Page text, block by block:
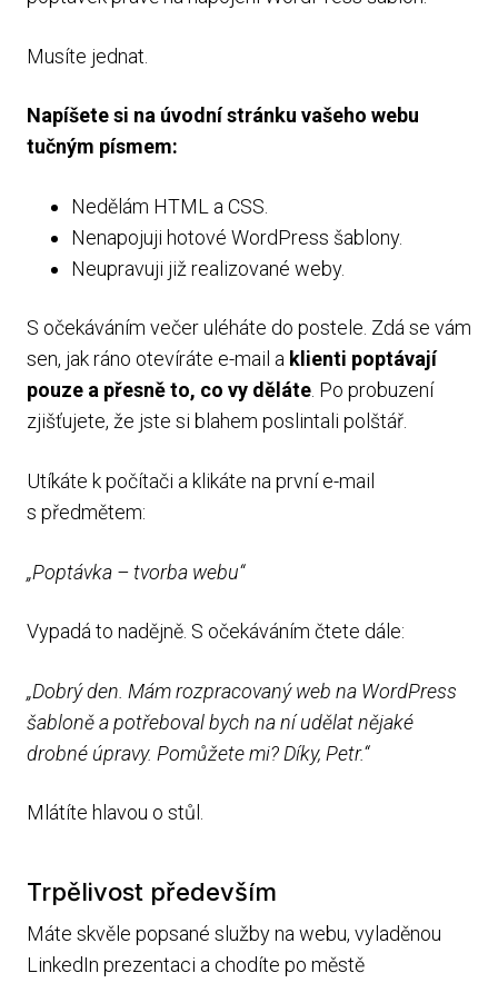
Musíte jednat.
Napíšete si na úvodní stránku vašeho webu
tučným písmem:
Nedělám HTML a CSS.
Nenapojuji hotové WordPress šablony.
Neupravuji již realizované weby.
S očekáváním večer uléháte do postele. Zdá se vám
sen, jak ráno otevíráte e-mail a klienti poptávají
pouze a přesně to, co vy děláte. Po probuzení
zjišťujete, že jste si blahem poslintali polštář.
Utíkáte k počítači a klikáte na první e-mail
s předmětem:
„Poptávka – tvorba webu“
Vypadá to nadějně. S očekáváním čtete dále:
„Dobrý den. Mám rozpracovaný web na WordPress
šabloně a potřeboval bych na ní udělat nějaké
drobné úpravy. Pomůžete mi? Díky, Petr.“
Mlátíte hlavou o stůl.
Trpělivost především
Máte skvěle popsané služby na webu, vyladěnou
LinkedIn prezentaci a chodíte po městě